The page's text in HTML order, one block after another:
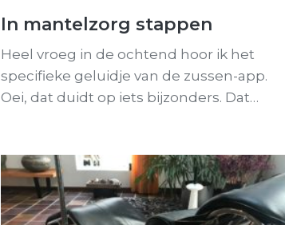
In mantelzorg stappen
Heel vroeg in de ochtend hoor ik het
specifieke geluidje van de zussen-app.
Oei, dat duidt op iets bijzonders. Dat…